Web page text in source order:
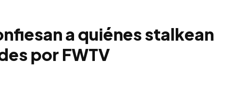
a quiénes stalkean
por FWTV